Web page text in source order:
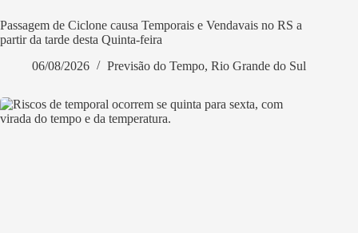
Passagem de Ciclone causa Temporais e Vendavais no RS a
partir da tarde desta Quinta-feira
06/08/2026
Previsão do Tempo, Rio Grande do Sul